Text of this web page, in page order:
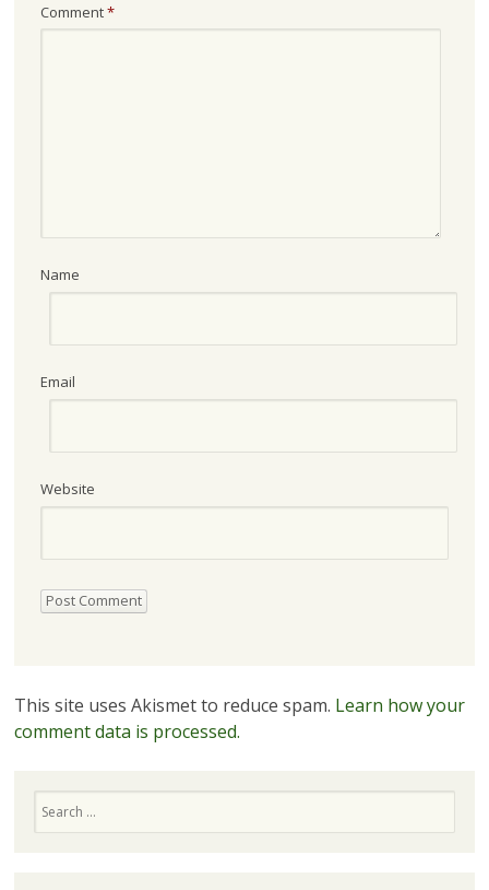
Comment*
Name
Email
Website
This site uses Akismet to reduce spam. Learn how your
comment data is processed.